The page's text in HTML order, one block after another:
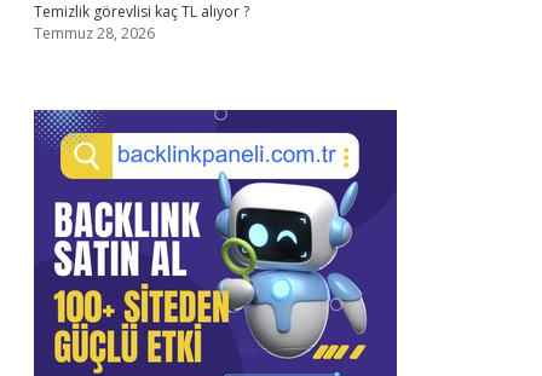
Temizlik görevlisi kaç TL alıyor ?
Temmuz 28, 2026